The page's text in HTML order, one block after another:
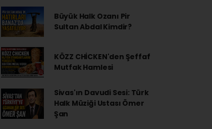
Büyük Halk Ozanı Pir
Sultan Abdal Kimdir?
KÖZZ CHİCKEN'den Şeffaf
Mutfak Hamlesi
Sivas'ın Davudi Sesi: Türk
Halk Müziği Ustası Ömer
Şan